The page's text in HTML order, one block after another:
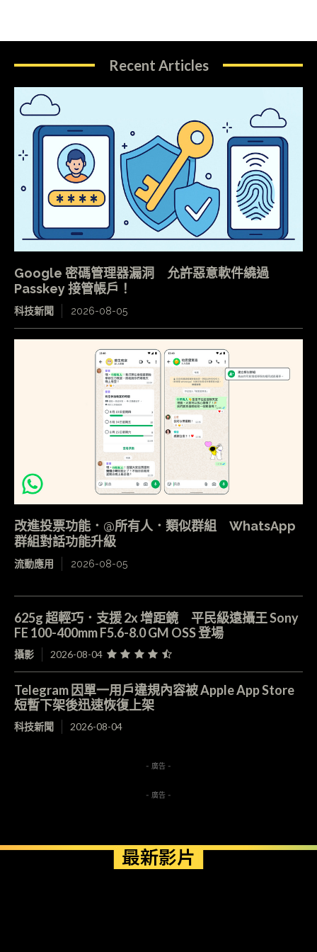
Recent Articles
Google 密碼管理器漏洞 允許惡意軟件繞過
Passkey 接管帳戶！
科技新聞 2026-08-05
改進投票功能．@所有人．類似群組 WhatsApp
群組對話功能升級
流動應用 2026-08-05
625g 超輕巧．支援 2x 增距鏡 平民級遠攝王 Sony
FE 100-400mm F5.6-8.0 GM OSS 登場
攝影 2026-08-04
Telegram 因單一用戶違規內容被 Apple App Store
短暫下架後迅速恢復上架
科技新聞 2026-08-04
- 廣告 -
- 廣告 -
最新影片